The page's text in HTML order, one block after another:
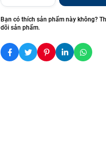
Bạn có thích sản phẩm này không?
dõi sản phẩm.